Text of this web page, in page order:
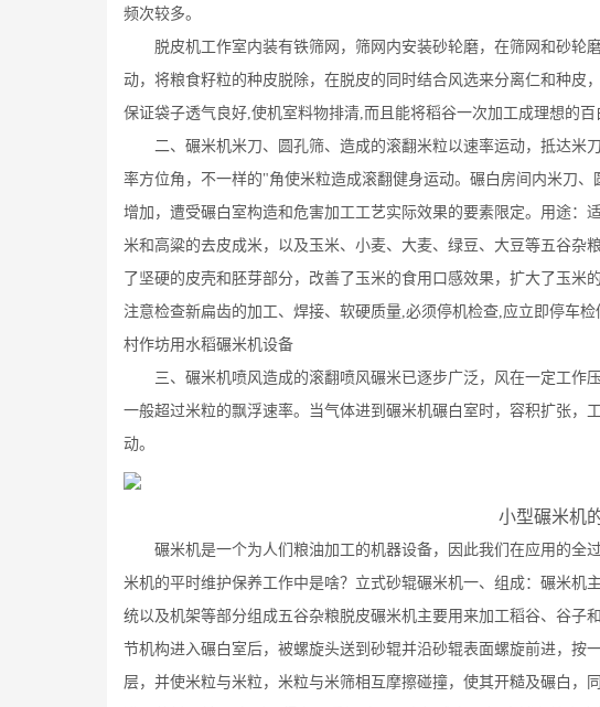
频次较多。
脱皮机工作室内装有铁筛网，筛网内安装砂轮磨，在筛网和砂轮
动，将粮食籽粒的种皮脱除，在脱皮的同时结合风选来分离仁和种皮
保证袋子透气良好,使机室料物排清,而且能将稻谷一次加工成理想的百
二、碾米机米刀、圆孔筛、造成的滚翻米粒以速率运动，抵达米
率方位角，不一样的"角使米粒造成滚翻健身运动。碾白房间内米刀
增加，遭受碾白室构造和危害加工工艺实际效果的要素限定。用途：
米和高粱的去皮成米，以及玉米、小麦、大麦、绿豆、大豆等五谷杂
了坚硬的皮壳和胚芽部分，改善了玉米的食用口感效果，扩大了玉
注意检查新扁齿的加工、焊接、软硬质量,必须停机检查,应立即停车
村作坊用水稻碾米机设备
三、碾米机喷风造成的滚翻喷风碾米已逐步广泛，风在一定工作
一般超过米粒的飘浮速率。当气体进到碾米机碾白室时，容积扩张，
动。
小型碾米机
碾米机是一个为人们粮油加工的机器设备，因此我们在应用的全
米机的平时维护保养工作中是啥？立式砂辊碾米机一、组成：碾米机
统以及机架等部分组成五谷杂粮脱皮碾米机主要用来加工稻谷、谷子
节机构进入碾白室后，被螺旋头送到砂辊并沿砂辊表面螺旋前进，按
层，并使米粒与米粒，米粒与米筛相互摩擦碰撞，使其开糙及碾白，